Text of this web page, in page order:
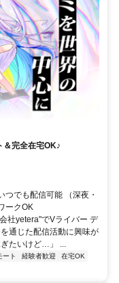
＆完全在宅OK♪
でも配信可能 （深夜・
ークOK
社yetera"でVライバー デ
通じた配信活動に興味が
たいけど…」 ...
ート 経験者歓迎
在宅OK